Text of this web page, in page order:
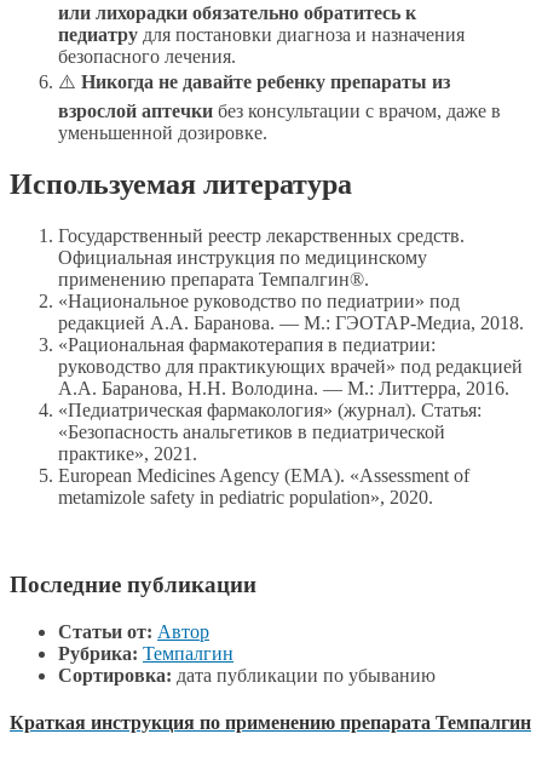
или лихорадки обязательно обратитесь к
педиатру для постановки диагноза и назначения
безопасного лечения.
⚠️ Никогда не давайте ребенку препараты из
взрослой аптечки без консультации с врачом, даже в
уменьшенной дозировке.
Используемая литература
Государственный реестр лекарственных средств.
Официальная инструкция по медицинскому
применению препарата Темпалгин®.
«Национальное руководство по педиатрии» под
редакцией А.А. Баранова. — М.: ГЭОТАР-Медиа, 2018.
«Рациональная фармакотерапия в педиатрии:
руководство для практикующих врачей» под редакцией
А.А. Баранова, Н.Н. Володина. — М.: Литтерра, 2016.
«Педиатрическая фармакология» (журнал). Статья:
«Безопасность анальгетиков в педиатрической
практике», 2021.
European Medicines Agency (EMA). «Assessment of
metamizole safety in pediatric population», 2020.
Последние публикации
Статьи от: Автор
Рубрика: Темпалгин
Сортировка: дата публикации по убыванию
Краткая инструкция по применению препарата Темпалгин